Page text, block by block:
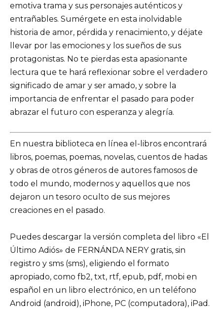
emotiva trama y sus personajes auténticos y
entrañables. Sumérgete en esta inolvidable
historia de amor, pérdida y renacimiento, y déjate
llevar por las emociones y los sueños de sus
protagonistas. No te pierdas esta apasionante
lectura que te hará reflexionar sobre el verdadero
significado de amar y ser amado, y sobre la
importancia de enfrentar el pasado para poder
abrazar el futuro con esperanza y alegría.
En nuestra biblioteca en línea el-libros encontrará
libros, poemas, poemas, novelas, cuentos de hadas
y obras de otros géneros de autores famosos de
todo el mundo, modernos y aquellos que nos
dejaron un tesoro oculto de sus mejores
creaciones en el pasado.
Puedes descargar la versión completa del libro «El
Último Adiós» de FERNÁNDA NERY gratis, sin
registro y sms (sms), eligiendo el formato
apropiado, como fb2, txt, rtf, epub, pdf, mobi en
español en un libro electrónico, en un teléfono
Android (android), iPhone, PC (computadora), iPad.